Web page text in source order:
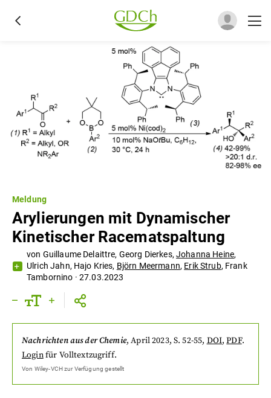
Meldung
Arylierungen mit Dynamischer
Kinetischer Racematspaltung
von Guillaume Delaittre, Georg Dierkes,Johanna Heine,
Ulrich Jahn, Hajo Kries, Björn Meermann, Erik Strub, Frank
Tambornino · 27.03.2023
Nachrichten aus der Chemie,April 2023, S. 52-55, DOI,PDF.
Loginfür Volltextzugriff.
Von Wiley-VCHzur Verfügung gestellt